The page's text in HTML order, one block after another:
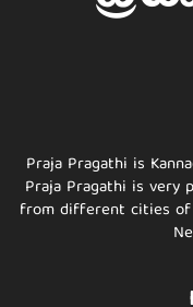
Praja Pragathi is
Praja Pragathi is very
from different cities of